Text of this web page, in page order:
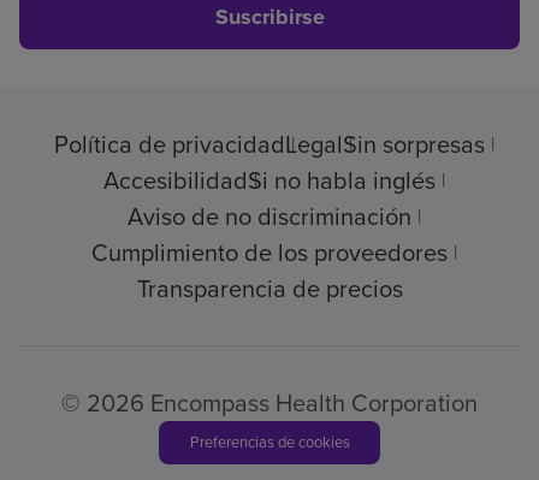
Suscribirse
Política de privacidadLegalSin sorpresas
AccesibilidadSi no habla inglés
Aviso de no discriminación
Cumplimiento de los proveedores
Transparencia de precios
© 2026 Encompass Health Corporation
Preferencias de cookies